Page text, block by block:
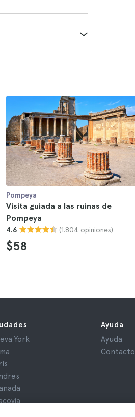
Pompeya
Visita guiada a las ruinas de
Pompeya
4.6 (1.804 opiniones)
$58
York
Ayuda
Ayuda
Contacto